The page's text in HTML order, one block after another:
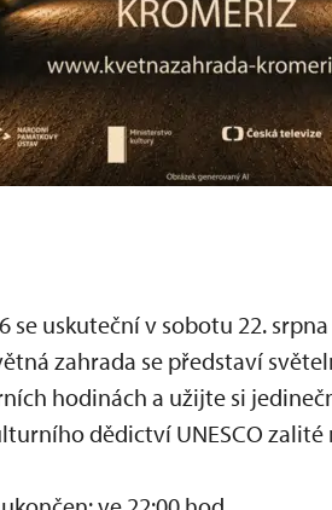
se uskuteční v sobotu 22.
zahrada se představí
hodinách a užijte si
dědictví UNESCO